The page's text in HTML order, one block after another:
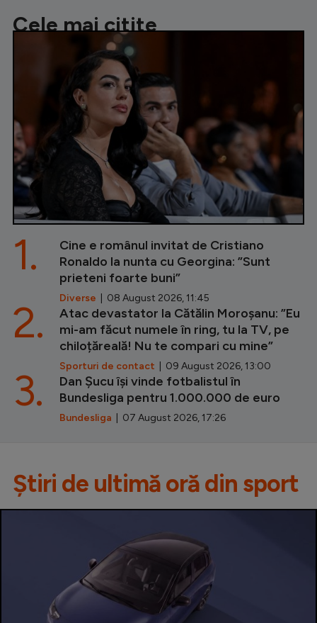
Cele mai citite
Cine e românul invitat de Cristiano
Ronaldo la nunta cu Georgina: ”Sunt
prieteni foarte buni”
Diverse | 08 August 2026, 11:45
1.
Atac devastator la Cătălin Moroșanu: ”Eu
mi-am făcut numele în ring, tu la TV, pe
chiloțăreală! Nu te compari cu mine”
Sporturi de contact | 09 August 2026, 13:00
2.
Dan Șucu își vinde fotbalistul în
Bundesliga pentru 1.000.000 de euro
Bundesliga | 07 August 2026, 17:26
3.
Știri de ultimă oră din sport